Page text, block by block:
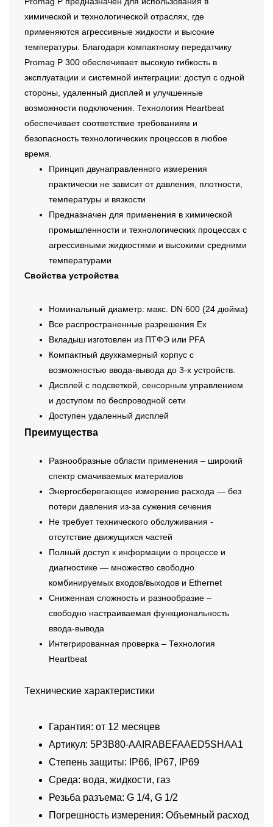
химической и технологической отраслях, где
применяются агрессивные жидкости и высокие
температуры. Благодаря компактному передатчику
Promag P 300 обеспечивает высокую гибкость в
эксплуатации и системной интеграции: доступ с одной
стороны, удаленный дисплей и улучшенные
возможности подключения. Технология Heartbeat
обеспечивает соответствие требованиям и
безопасность технологических процессов в любое
время.
Принцип двунаправленного измерения
практически не зависит от давления, плотности,
температуры и вязкости
Предназначен для применения в химической
промышленности и технологических процессах с
агрессивными жидкостями и высокими средними
температурами
Свойства устройства
Номинальный диаметр: макс. DN 600 (24 дюйма)
Все распространенные разрешения Ex
Вкладыш изготовлен из ПТФЭ или PFA
Компактный двухкамерный корпус с
возможностью ввода-вывода до 3-х устройств.
Дисплей с подсветкой, сенсорным управлением
и доступом по беспроводной сети
Доступен удаленный дисплей
Преимущества
Разнообразные области применения – широкий
спектр смачиваемых материалов
Энергосберегающее измерение расхода — без
потери давления из-за сужения сечения
Не требует технического обслуживания -
отсутствие движущихся частей
Полный доступ к информации о процессе и
диагностике — множество свободно
комбинируемых входов/выходов и Ethernet
Сниженная сложность и разнообразие –
свободно настраиваемая функциональность
ввода-вывода
Интегрированная проверка – Технология
Heartbeat
Технические характеристики
Гарантия: от 12 месяцев
Артикул: 5P3B80-AAIRABEFAAED5SHAA1
Степень защиты: IP66, IP67, IP69
Среда: вода, жидкости, газ
Резьба разъема: G 1/4, G 1/2
Погрешность измерения: Объемный расход